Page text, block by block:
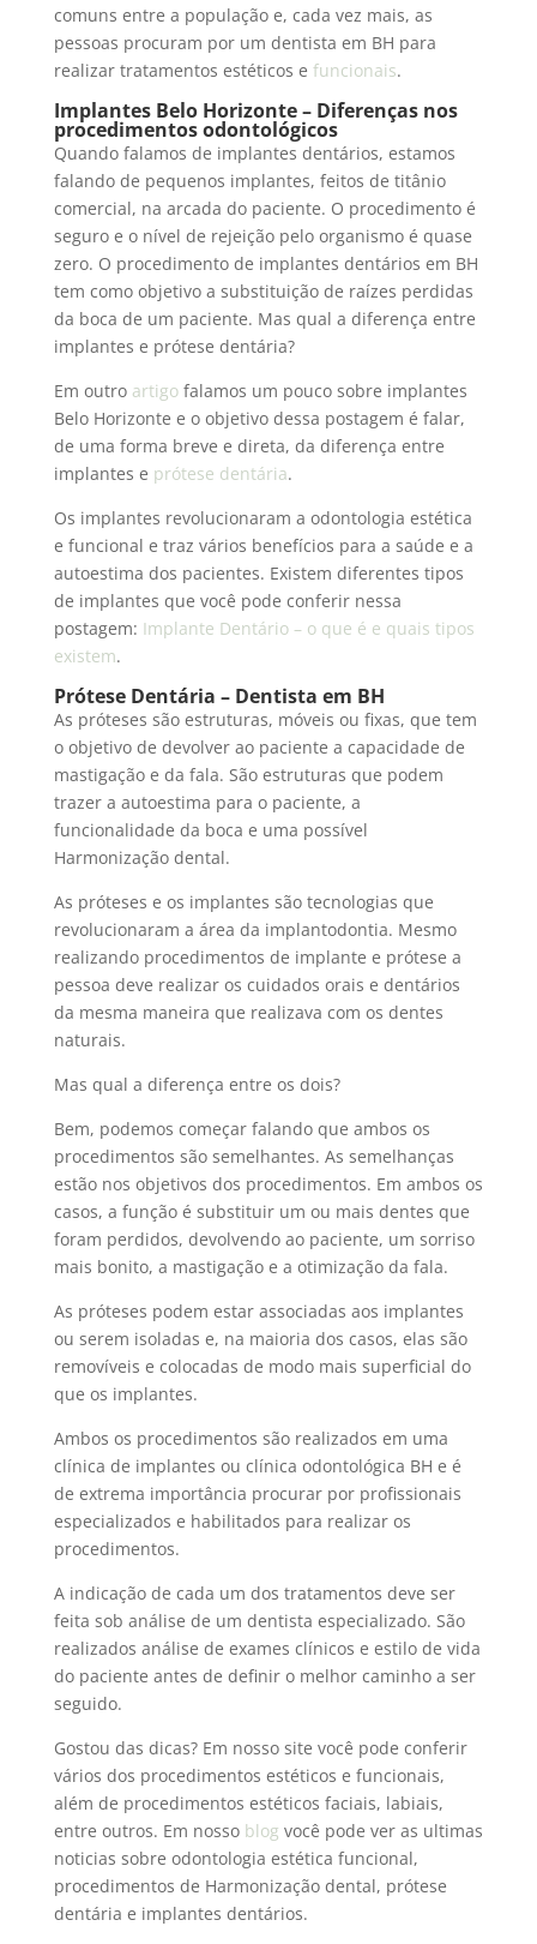
comuns entre a população e, cada vez mais, as
pessoas procuram por um dentista em BH para
realizar tratamentos estéticos e funcionais.
Implantes Belo Horizonte – Diferenças nos
procedimentos odontológicos
Quando falamos de implantes dentários, estamos
falando de pequenos implantes, feitos de titânio
comercial, na arcada do paciente. O procedimento é
seguro e o nível de rejeição pelo organismo é quase
zero. O procedimento de implantes dentários em BH
tem como objetivo a substituição de raízes perdidas
da boca de um paciente. Mas qual a diferença entre
implantes e prótese dentária?
Em outro artigofalamos um pouco sobre implantes
Belo Horizonte e o objetivo dessa postagem é falar,
de uma forma breve e direta, da diferença entre
implantes e prótese dentária.
Os implantes revolucionaram a odontologia estética
e funcional e traz vários benefícios para a saúde e a
autoestima dos pacientes. Existem diferentes tipos
de implantes que você pode conferir nessa
postagem: Implante Dentário – o que é e quais tipos
existem.
Prótese Dentária – Dentista em BH
As próteses são estruturas, móveis ou fixas, que tem
o objetivo de devolver ao paciente a capacidade de
mastigação e da fala. São estruturas que podem
trazer a autoestima para o paciente, a
funcionalidade da boca e uma possível
Harmonização dental.
As próteses e os implantes são tecnologias que
revolucionaram a área da implantodontia. Mesmo
realizando procedimentos de implante e prótese a
pessoa deve realizar os cuidados orais e dentários
da mesma maneira que realizava com os dentes
naturais.
Mas qual a diferença entre os dois?
Bem, podemos começar falando que ambos os
procedimentos são semelhantes. As semelhanças
estão nos objetivos dos procedimentos. Em ambos os
casos, a função é substituir um ou mais dentes que
foram perdidos, devolvendo ao paciente, um sorriso
mais bonito, a mastigação e a otimização da fala.
As próteses podem estar associadas aos implantes
ou serem isoladas e, na maioria dos casos, elas são
removíveis e colocadas de modo mais superficial do
que os implantes.
Ambos os procedimentos são realizados em uma
clínica de implantes ou clínica odontológica BH e é
de extrema importância procurar por profissionais
especializados e habilitados para realizar os
procedimentos.
A indicação de cada um dos tratamentos deve ser
feita sob análise de um dentista especializado. São
realizados análise de exames clínicos e estilo de vida
do paciente antes de definir o melhor caminho a ser
seguido.
Gostou das dicas? Em nosso site você pode conferir
vários dos procedimentos estéticos e funcionais,
além de procedimentos estéticos faciais, labiais,
entre outros. Em nosso blog você pode ver as ultimas
noticias sobre odontologia estética funcional,
procedimentos de Harmonização dental, prótese
dentária e implantes dentários.